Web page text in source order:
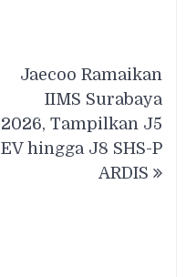
Jaecoo Ramaikan
IIMS Surabaya
2026, Tampilkan J5
EV hingga J8 SHS-P
ARDIS